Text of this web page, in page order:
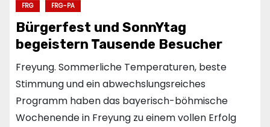
FRG FRG-PA
Bürgerfest und SonnYtag
begeistern Tausende Besucher
Freyung. Sommerliche Temperaturen, beste
Stimmung und ein abwechslungsreiches
Programm haben das bayerisch-böhmische
Wochenende in Freyung zu einem vollen Erfolg